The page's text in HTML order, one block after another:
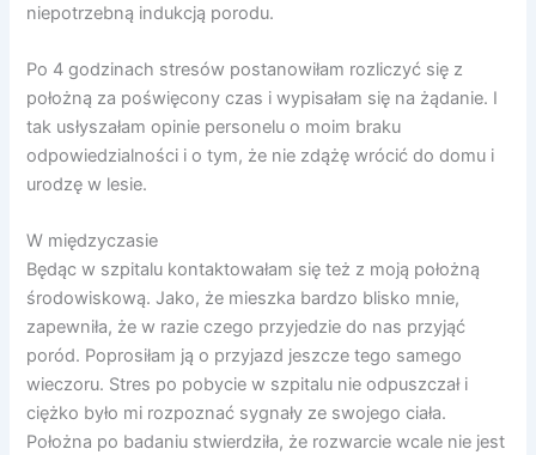
niepotrzebną indukcją porodu.
Po 4 godzinach stresów postanowiłam rozliczyć się z
położną za poświęcony czas i wypisałam się na żądanie. I
tak usłyszałam opinie personelu o moim braku
odpowiedzialności i o tym, że nie zdążę wrócić do domu i
urodzę w lesie.
W międzyczasie
Będąc w szpitalu kontaktowałam się też z moją położną
środowiskową. Jako, że mieszka bardzo blisko mnie,
zapewniła, że w razie czego przyjedzie do nas przyjąć
poród. Poprosiłam ją o przyjazd jeszcze tego samego
wieczoru. Stres po pobycie w szpitalu nie odpuszczał i
ciężko było mi rozpoznać sygnały ze swojego ciała.
Położna po badaniu stwierdziła, że rozwarcie wcale nie jest